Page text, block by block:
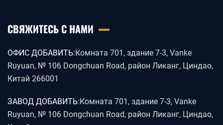
СВЯЖИТЕСЬ С НАМИ
ОФИС ДОБАВИТЬ:Комната 701, здание 7-3, Vanke
Ruyuan, № 106 Dongchuan Road, район Ликанг, Циндао,
Китай 266001
ЗАВОД ДОБАВИТЬ:Комната 701, здание 7-3, Vanke
Ruyuan, № 106 Dongchuan Road, район Ликанг, Циндао,